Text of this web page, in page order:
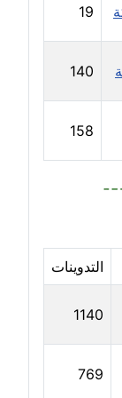
19
140
158
التدوينات
1140
769